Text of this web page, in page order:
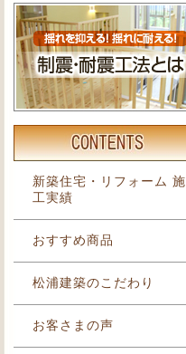
新築住宅・リフォーム 施
工実績
おすすめ商品
松浦建築のこだわり
お客さまの声